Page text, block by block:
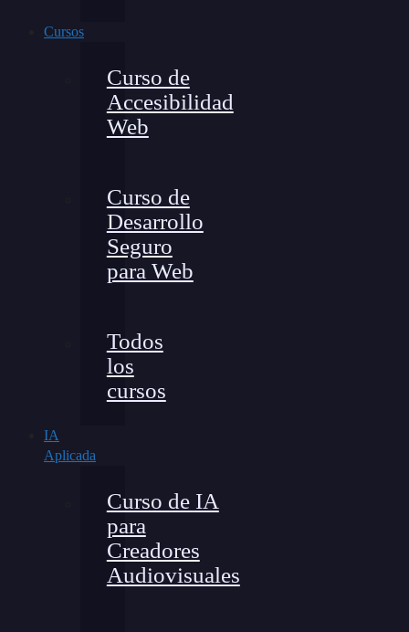
Cursos
Curso de
Accesibilidad
Web
Curso de
Desarrollo
Seguro
para Web
Todos
los
cursos
IA
Aplicada
Curso de IA
para
Creadores
Audiovisuales